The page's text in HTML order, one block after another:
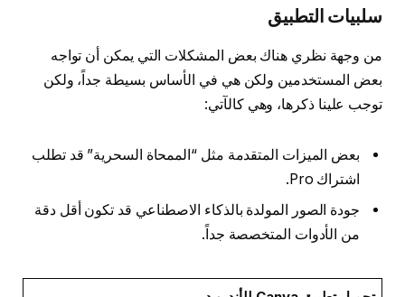
سلبيات التطبيق
من وجهة نظري هناك بعض المشكلات التي يمكن أن تواجه
بعض المستخدمين ولكن هي في الأساس بسيطة جداً، ولكن
توجب علينا ذكرها، وهي كالآتي:
بعض الميزات المتقدمة مثل “الممحاة السحرية” قد تطلب
اشتراك Pro.
جودة الصور المولدة بالذكاء الاصطناعي قد تكون أقل دقة
من الأدوات المتخصصة جداً.